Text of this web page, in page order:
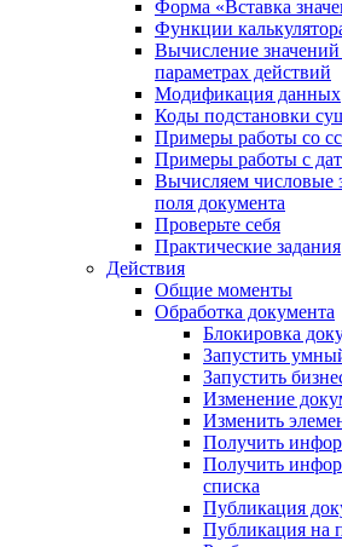
Форма «Вставка
Функции
Вычисление
параметрах действий
Модификация данных
Коды подстановки
Примеры работы со
Примеры работы с
Вычисляем числовые
поля документа
Проверьте себя
Практические задания
Действия
Общие моменты
Обработка документа
Блокировка
Запустить
Запустить
Изменение
Изменить
Получить
Получить
списка
Публикация
Публикация на